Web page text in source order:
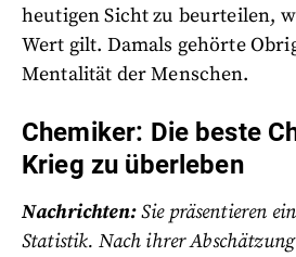
heutigen Sicht zu beurteilen,
Wert gilt. Damals gehörte
Mentalität der Menschen.
Chemiker: Die beste
Krieg zu überleben
Nachrichten:Sie präsentieren
Statistik. Nach ihrer